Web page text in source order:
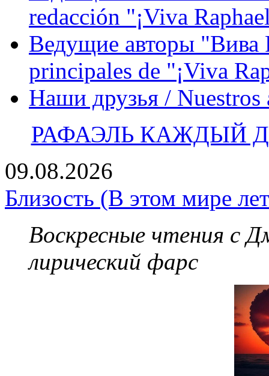
redacción "¡Viva
Ведущие авторы "Вива
principales de "¡Viva
Наши друзья / Nuestros
РАФАЭЛЬ КАЖДЫЙ
09.08.2026
Близость (В этом мире
Воскресные чтения с
лирический фарс